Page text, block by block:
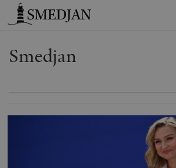
Timbro
Smedjan